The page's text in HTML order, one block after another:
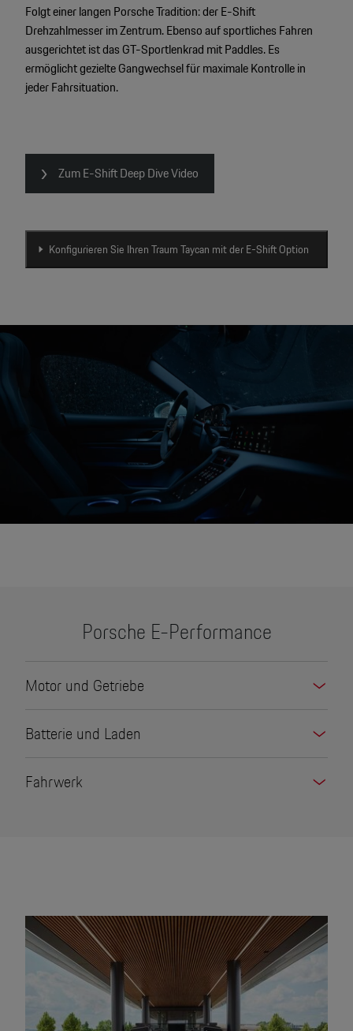
Folgt einer langen Porsche Tradition: der E-Shift
Drehzahlmesser im Zentrum. Ebenso auf sportliches Fahren
ausgerichtet ist das GT-Sportlenkrad mit Paddles. Es
ermöglicht gezielte Gangwechsel für maximale Kontrolle in
jeder Fahrsituation.
Zum E-Shift Deep Dive Video
Konfigurieren Sie Ihren Traum Taycan mit der E-Shift Option
Video
Porsche E-Performance
Motor und Getriebe
Batterie und Laden
Fahrwerk
Tonangebend.
Jetzt den unverwechselbaren Klang des
Porsche Taycan Turbo Cross Turismo
entdecken.